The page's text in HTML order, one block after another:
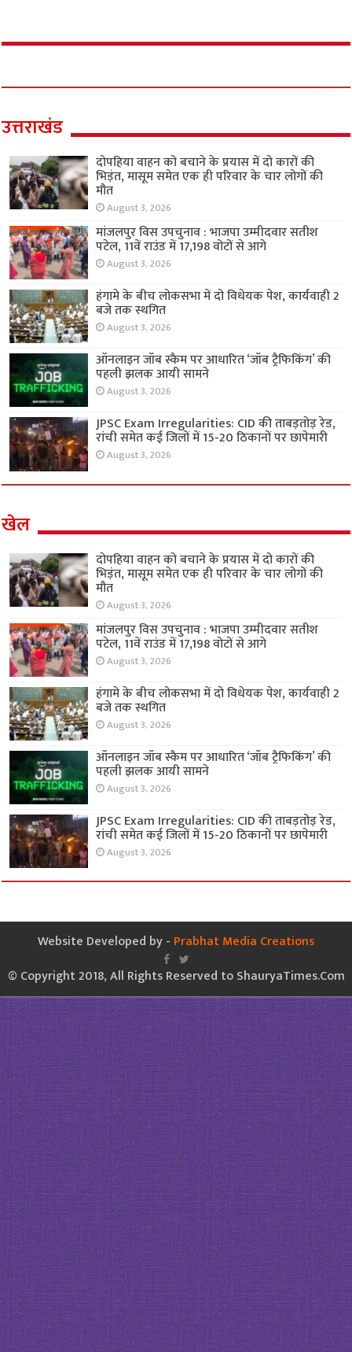
उत्तराखंड
दोपहिया वाहन को बचाने के प्रयास में दो कारों की
भिड़ंत, मासूम समेत एक ही परिवार के चार लोगों की
मौत
August 3, 2026
मांजलपुर विस उपचुनाव : भाजपा उम्मीदवार सतीश
पटेल, 11वें राउंड में 17,198 वोटों से आगे
August 3, 2026
हंगामे के बीच लोकसभा में दो विधेयक पेश, कार्यवाही 2
बजे तक स्थगित
August 3, 2026
ऑनलाइन जॉब स्कैम पर आधारित ‘जॉब ट्रैफिकिंग’ की
पहली झलक आयी सामने
August 3, 2026
JPSC Exam Irregularities: CID की ताबड़तोड़ रेड,
रांची समेत कई जिलों में 15-20 ठिकानों पर छापेमारी
August 3, 2026
खेल
दोपहिया वाहन को बचाने के प्रयास में दो कारों की
भिड़ंत, मासूम समेत एक ही परिवार के चार लोगों की
मौत
August 3, 2026
मांजलपुर विस उपचुनाव : भाजपा उम्मीदवार सतीश
पटेल, 11वें राउंड में 17,198 वोटों से आगे
August 3, 2026
हंगामे के बीच लोकसभा में दो विधेयक पेश, कार्यवाही 2
बजे तक स्थगित
August 3, 2026
ऑनलाइन जॉब स्कैम पर आधारित ‘जॉब ट्रैफिकिंग’ की
पहली झलक आयी सामने
August 3, 2026
JPSC Exam Irregularities: CID की ताबड़तोड़ रेड,
रांची समेत कई जिलों में 15-20 ठिकानों पर छापेमारी
August 3, 2026
Website Developed by - Prabhat Media Creations
© Copyright 2018, All Rights Reserved to ShauryaTimes.Com